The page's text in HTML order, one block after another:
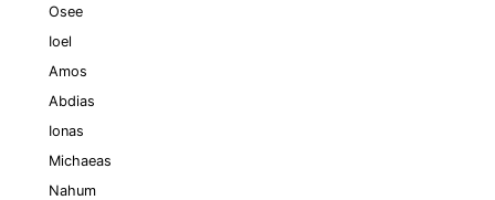
Osee
Ioel
Amos
Abdias
Ionas
Michaeas
Nahum